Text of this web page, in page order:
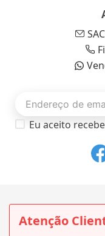
Eu aceito
Atenção